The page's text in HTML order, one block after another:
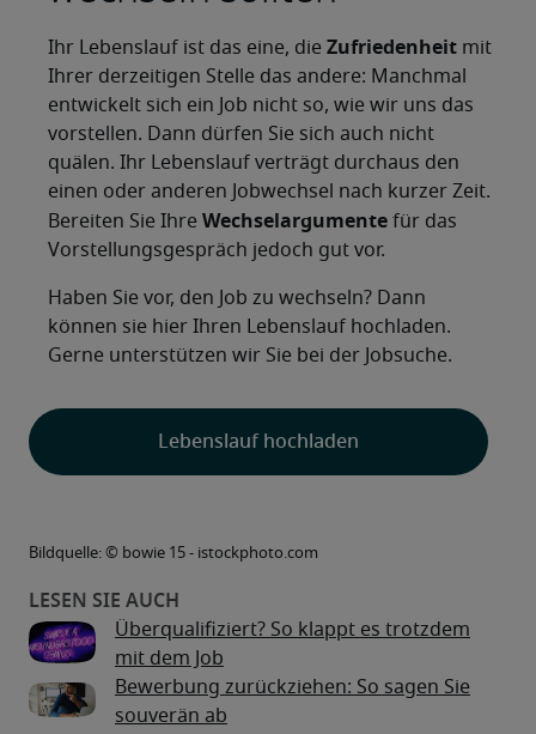
Ihr Lebenslauf ist das eine, die Zufriedenheit mit
Ihrer derzeitigen Stelle das andere: Manchmal
entwickelt sich ein Job nicht so, wie wir uns das
vorstellen. Dann dürfen Sie sich auch nicht
quälen. Ihr Lebenslauf verträgt durchaus den
einen oder anderen Jobwechsel nach kurzer Zeit.
Bereiten Sie Ihre Wechselargumente für das
Vorstellungsgespräch jedoch gut vor.
Haben Sie vor, den Job zu wechseln? Dann
können sie hier Ihren Lebenslauf hochladen.
Gerne unterstützen wir Sie bei der Jobsuche.
Lebenslauf hochladen
Bildquelle: © bowie 15 - istockphoto.com
Überqualifiziert? So klappt es trotzdem
mit dem Job
Bewerbung zurückziehen: So sagen Sie
souverän ab